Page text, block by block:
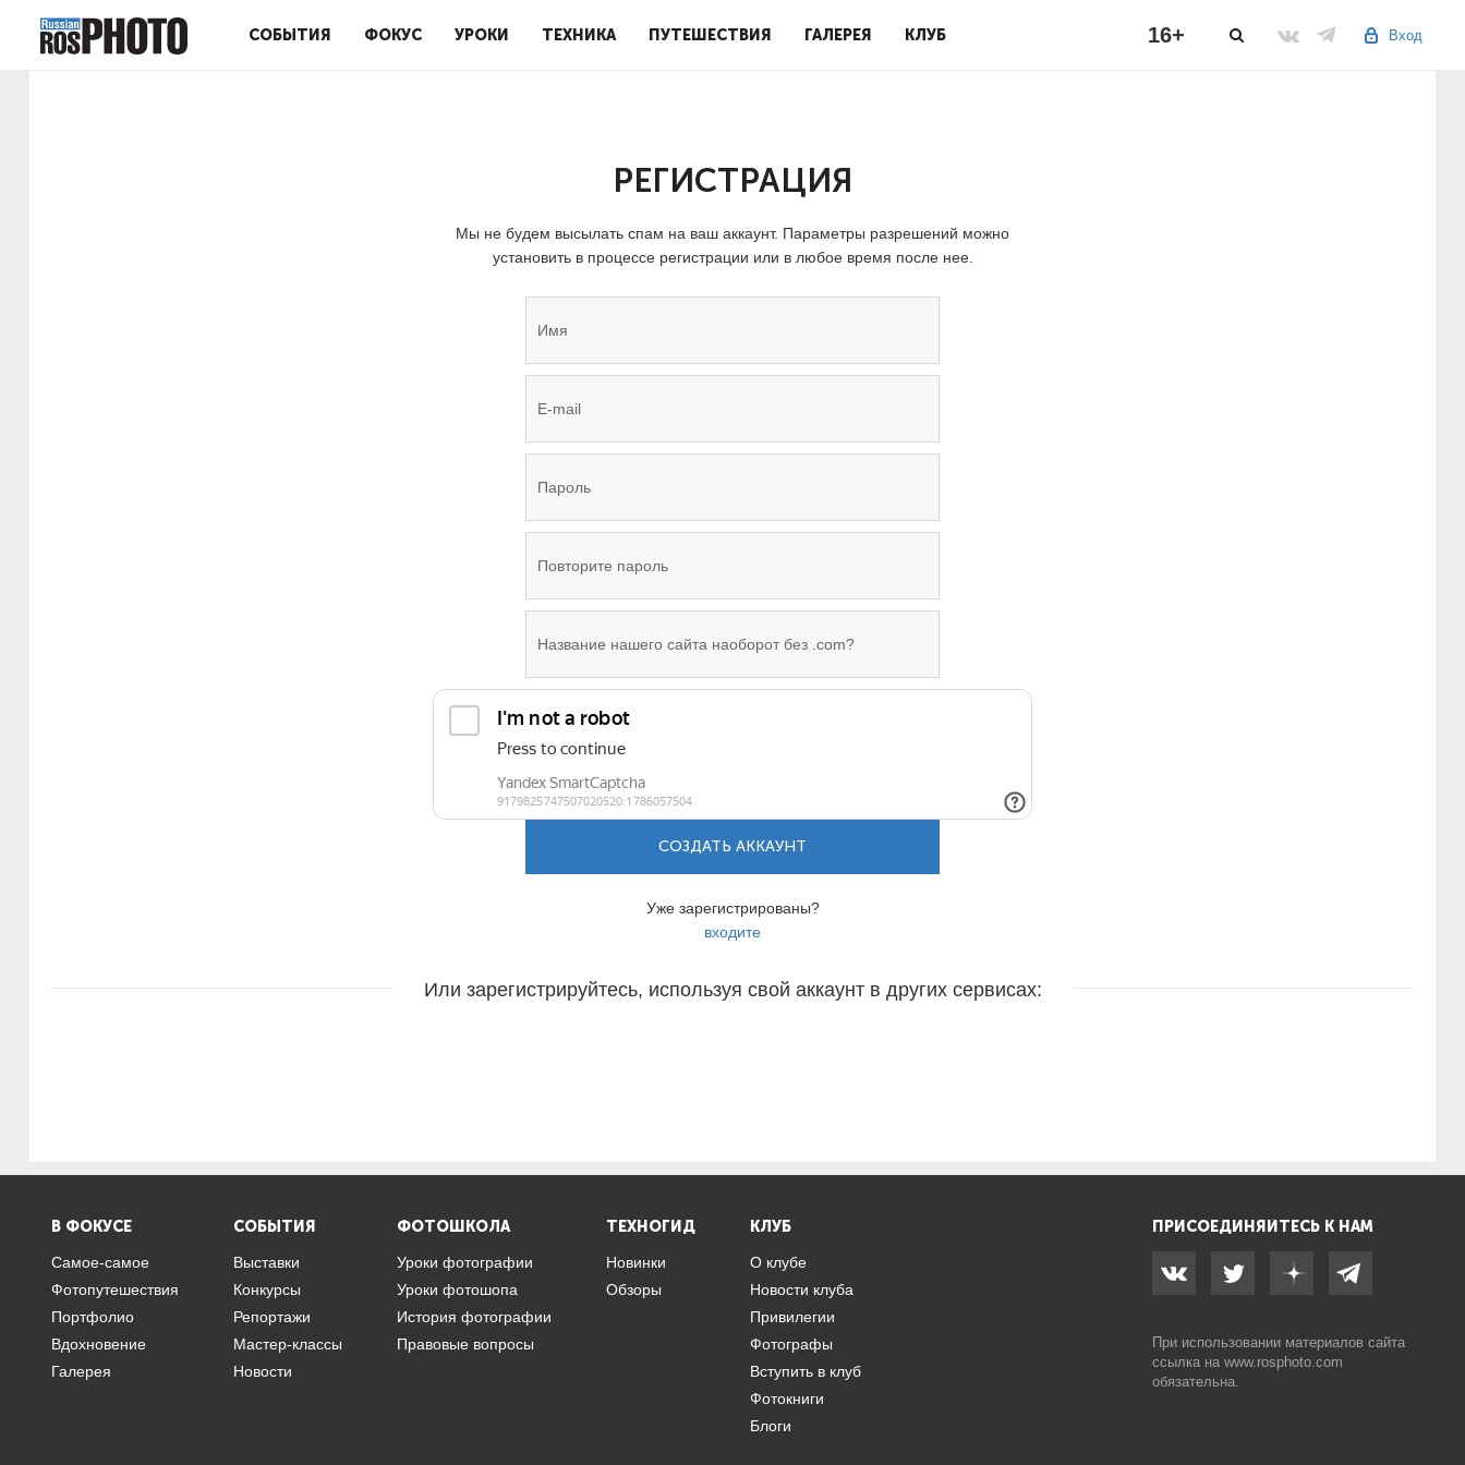
СОБЫТИЯ ФОКУС УРОКИ ТЕХНИКА ПУТЕШЕСТВИЯ ГАЛЕРЕЯ КЛУБ Вход
16+
РЕГИСТРАЦИЯ
Мы не будем высылать спам на ваш аккаунт. Параметры разрешений можно
установить в процессе регистрации или в любое время после нее.
СОЗДАТЬ АККАУНТ
Уже зарегистрированы?
входите
Или зарегистрируйтесь, используя свой аккаунт в других сервисах:
В ФОКУСЕ
Самое-самое
Фотопутешествия
Портфолио
Вдохновение
Галерея
СОБЫТИЯ
Выставки
Конкурсы
Репортажи
Мастер-классы
Новости
ФОТОШКОЛА
Уроки фотографии
Уроки фотошопа
История фотографии
Правовые вопросы
ТЕХНОГИД
Новинки
Обзоры
КЛУБ
О клубе
Новости клуба
Привилегии
Фотографы
Вступить в клуб
Фотокниги
Блоги
ПРИСОЕДИНЯЙТЕСЬ К НАМ
При использовании материалов сайта
ссылка на www.rosphoto.com
обязательна.